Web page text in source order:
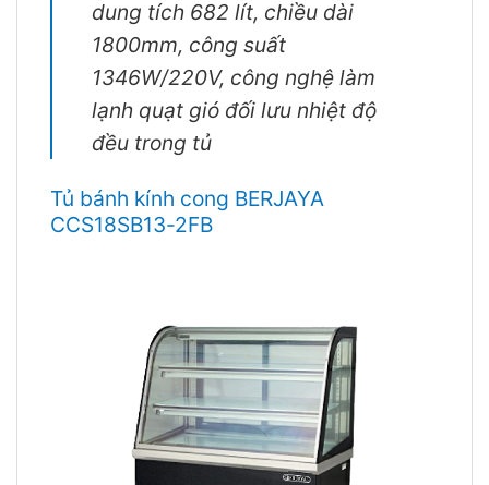
dung tích 682 lít, chiều dài
1800mm, công suất
1346W/220V, công nghệ làm
lạnh quạt gió đối lưu nhiệt độ
đều trong tủ
Tủ bánh kính cong BERJAYA
CCS18SB13-2FB